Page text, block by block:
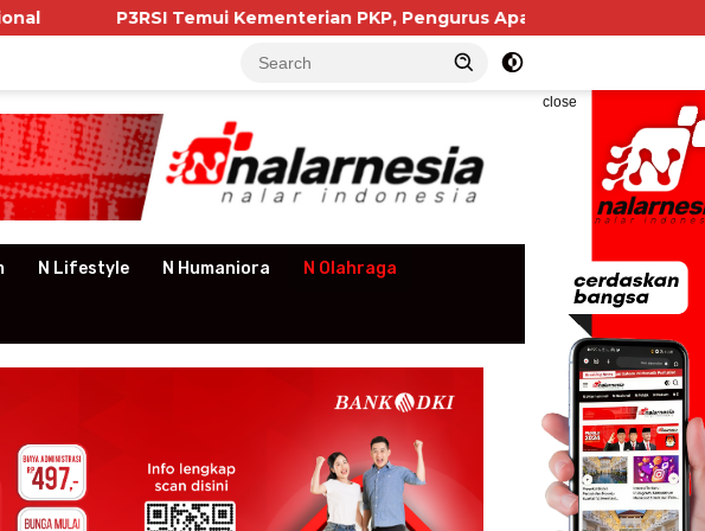
Kementerian PKP, Pengurus Apartemen Soroti Kewajiban NIB yang
close
N Lifestyle N Humaniora N Olahraga